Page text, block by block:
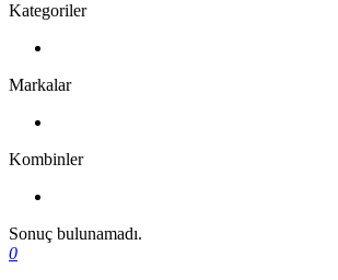
Kategoriler
Markalar
Kombinler
Sonuç bulunamadı.
0